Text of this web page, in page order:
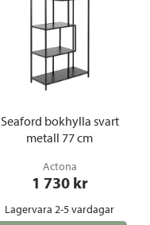
Seaford bokhylla svart
metall 77 cm
Actona
1 730 kr
Lagervara 2-5 vardagar